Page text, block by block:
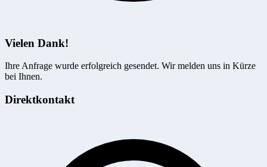
Vielen Dank!
Ihre Anfrage wurde erfolgreich gesendet. Wir melden uns in Kürze
bei Ihnen.
Direktkontakt